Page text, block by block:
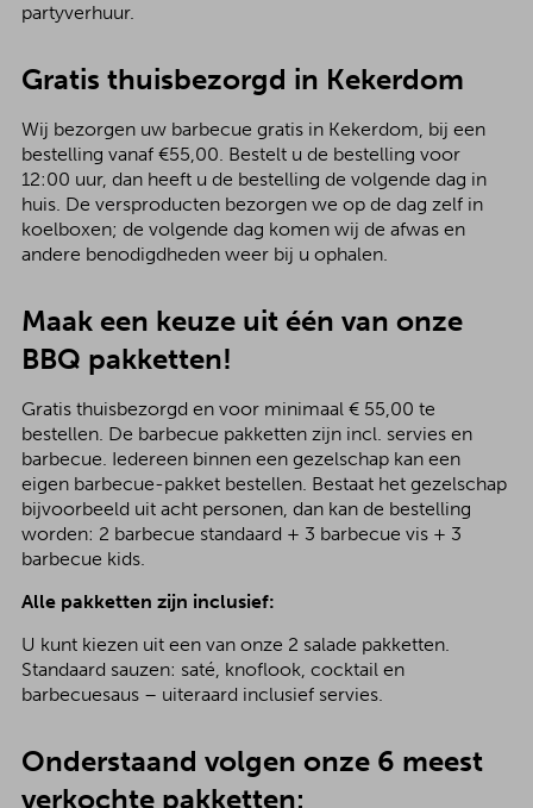
partyverhuur.
Gratis thuisbezorgd in Kekerdom
Wij bezorgen uw barbecue gratis in Kekerdom, bij een
bestelling vanaf €55,00. Bestelt u de bestelling voor
12:00 uur, dan heeft u de bestelling de volgende dag in
huis. De versproducten bezorgen we op de dag zelf in
koelboxen; de volgende dag komen wij de afwas en
andere benodigdheden weer bij u ophalen.
Maak een keuze uit één van onze
BBQ pakketten!
Gratis thuisbezorgd en voor minimaal € 55,00 te
bestellen. De barbecue pakketten zijn incl. servies en
barbecue. Iedereen binnen een gezelschap kan een
eigen barbecue-pakket bestellen. Bestaat het gezelschap
bijvoorbeeld uit acht personen, dan kan de bestelling
worden: 2 barbecue standaard + 3 barbecue vis + 3
barbecue kids.
Alle pakketten zijn inclusief:
U kunt kiezen uit een van onze 2 salade pakketten.
Standaard sauzen: saté, knoflook, cocktail en
barbecuesaus – uiteraard inclusief servies.
Onderstaand volgen onze 6 meest
verkochte pakketten: